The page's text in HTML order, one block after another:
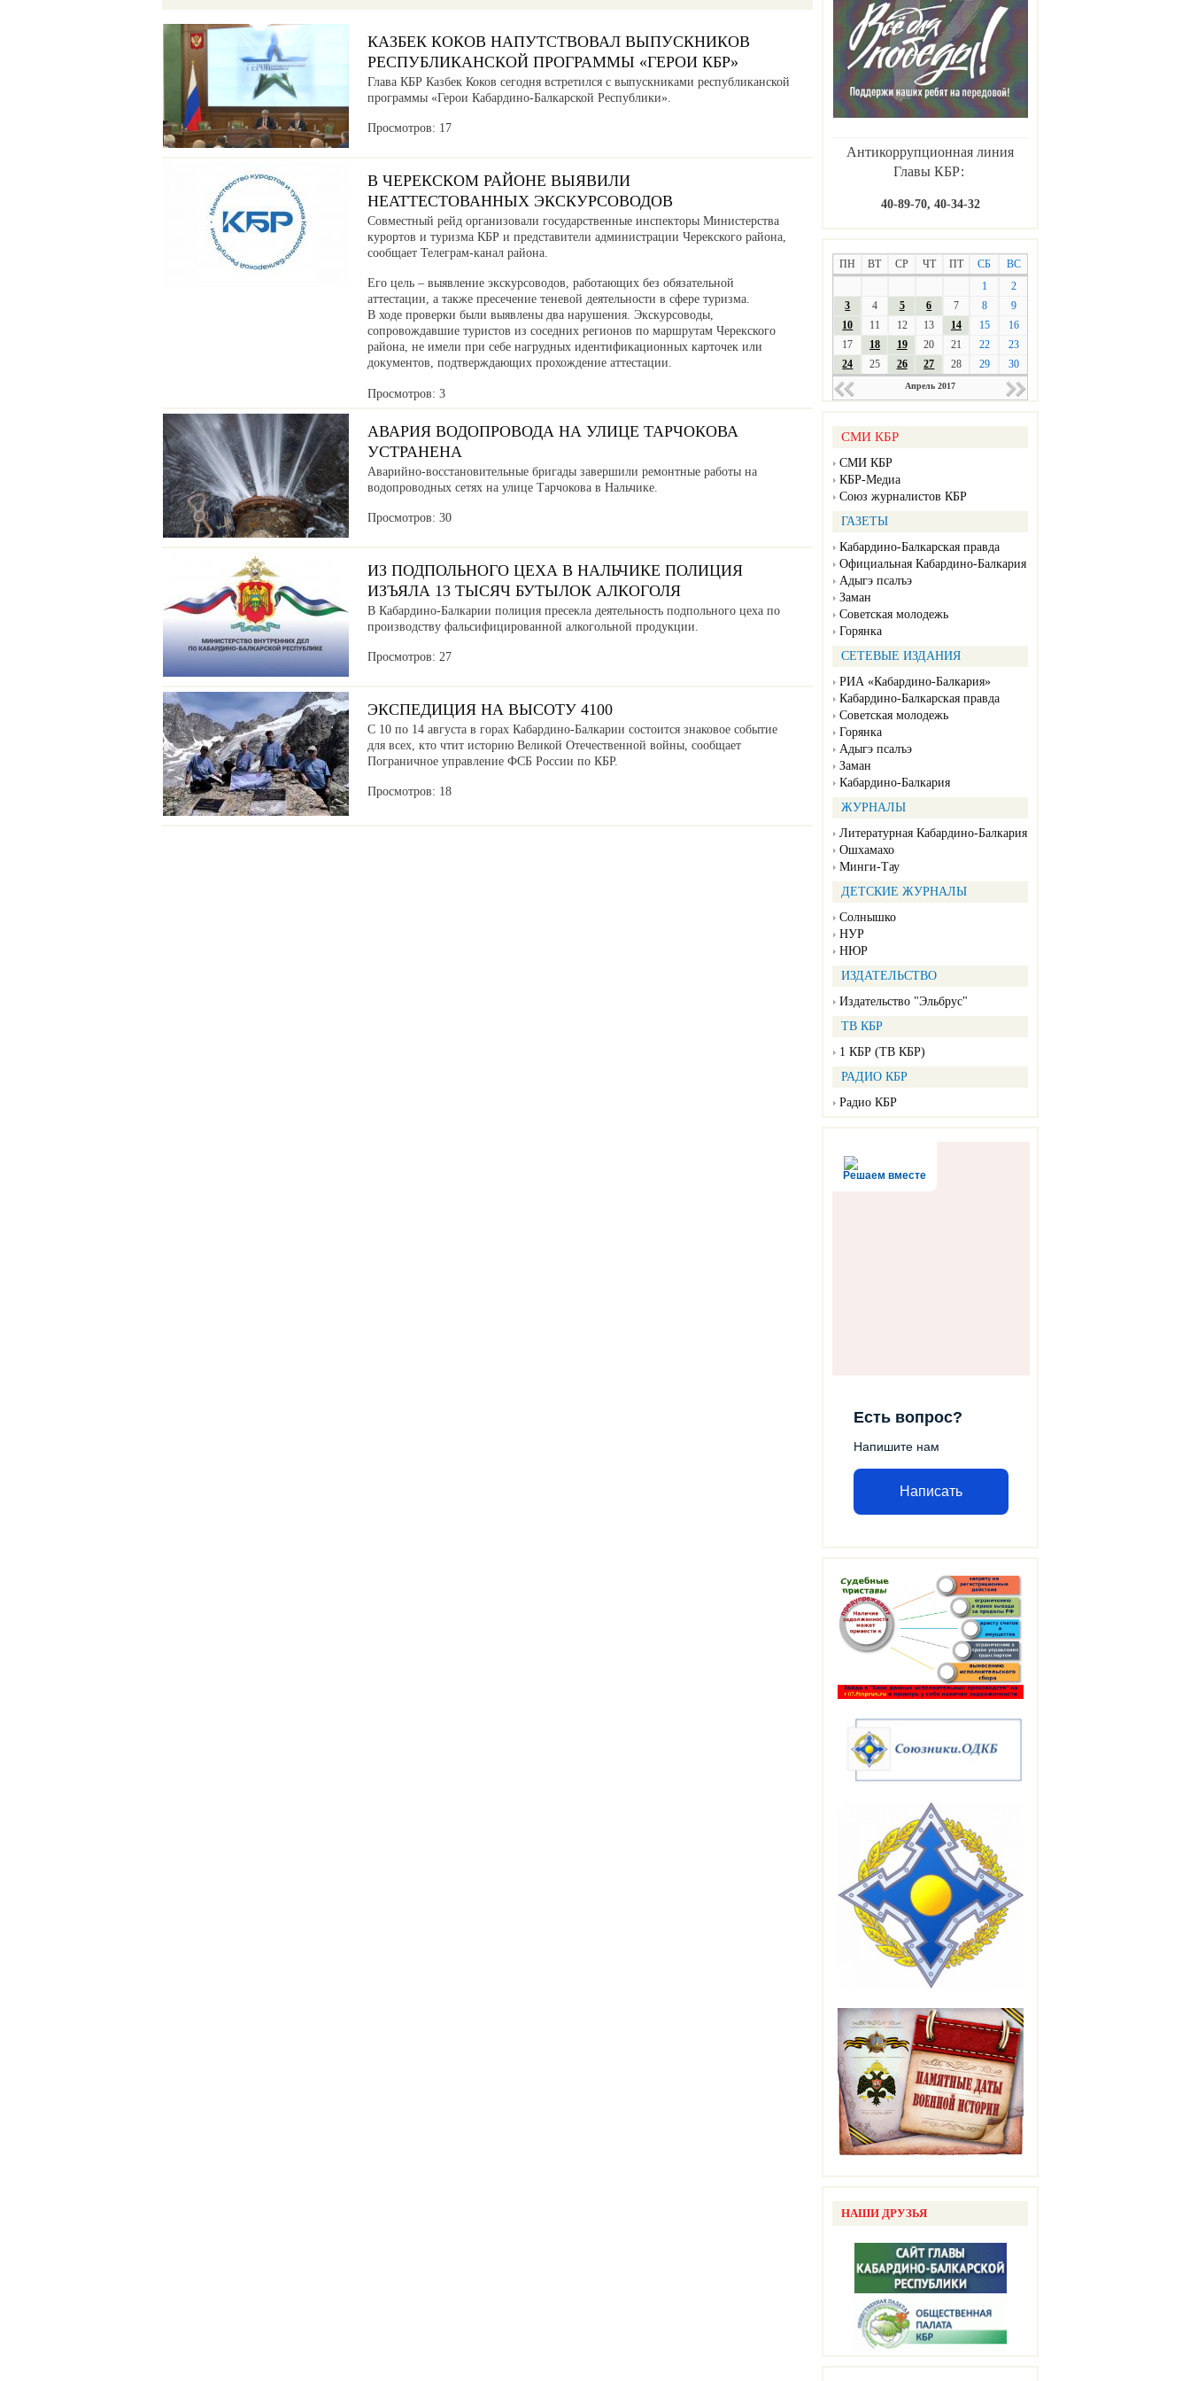
Антикоррупционная линия
Главы КБР:
40-89-70, 40-34-32
ПН ВТ СР ЧТ ПТ СБ
ВС
1
2
3
4 5 6 7 8
9
10
11 12 13 14 15
16
17
18 19 20 21 22
23
24
25 26 27 28 29 30
Апрель 2017
СМИ КБР
СМИ КБР
КБР-Медиа
Союз журналистов КБР
ГАЗЕТЫ
Кабардино-Балкарская правда
Официальная Кабардино-Балкария
Адыгэ псалъэ
Заман
Советская молодежь
Горянка
СЕТЕВЫЕ ИЗДАНИЯ
РИА «Кабардино-Балкария»
Кабардино-Балкарская правда
Советская молодежь
Горянка
Адыгэ псалъэ
Заман
Кабардино-Балкария
ЖУРНАЛЫ
Литературная Кабардино-Балкария
Ошхамахо
Минги-Тау
ДЕТСКИЕ ЖУРНАЛЫ
Солнышко
НУР
НЮР
ИЗДАТЕЛЬСТВО
Издательство "Эльбрус"
ТВ КБР
1 КБР (ТВ КБР)
РАДИО КБР
Радио КБР
Решаем вместе
Есть вопрос?
Напишите нам
Написать
НАШИ ДРУЗЬЯ
КАЗБЕК КОКОВ НАПУТСТВОВАЛ ВЫПУСКНИКОВ
РЕСПУБЛИКАНСКОЙ ПРОГРАММЫ «ГЕРОИ КБР»
Глава КБР Казбек Коков сегодня встретился с выпускниками республиканской
программы «Герои Кабардино-Балкарской Республики».
Просмотров: 17
В ЧЕРЕКСКОМ РАЙОНЕ ВЫЯВИЛИ
НЕАТТЕСТОВАННЫХ ЭКСКУРСОВОДОВ
Совместный рейд организовали государственные инспекторы Министерства
курортов и туризма КБР и представители администрации Черекского района,
сообщает Телеграм-канал района.
Его цель – выявление экскурсоводов, работающих без обязательной
аттестации, а также пресечение теневой деятельности в сфере туризма.
В ходе проверки были выявлены два нарушения. Экскурсоводы,
сопровождавшие туристов из соседних регионов по маршрутам Черекского
района, не имели при себе нагрудных идентификационных карточек или
документов, подтверждающих прохождение аттестации.
Просмотров: 3
АВАРИЯ ВОДОПРОВОДА НА УЛИЦЕ ТАРЧОКОВА
УСТРАНЕНА
Аварийно-восстановительные бригады завершили ремонтные работы на
водопроводных сетях на улице Тарчокова в Нальчике.
Просмотров: 30
ИЗ ПОДПОЛЬНОГО ЦЕХА В НАЛЬЧИКЕ ПОЛИЦИЯ
ИЗЪЯЛА 13 ТЫСЯЧ БУТЫЛОК АЛКОГОЛЯ
В Кабардино-Балкарии полиция пресекла деятельность подпольного цеха по
производству фальсифицированной алкогольной продукции.
Просмотров: 27
ЭКСПЕДИЦИЯ НА ВЫСОТУ 4100
С 10 по 14 августа в горах Кабардино-Балкарии состоится знаковое событие
для всех, кто чтит историю Великой Отечественной войны, сообщает
Пограничное управление ФСБ России по КБР.
Просмотров: 18